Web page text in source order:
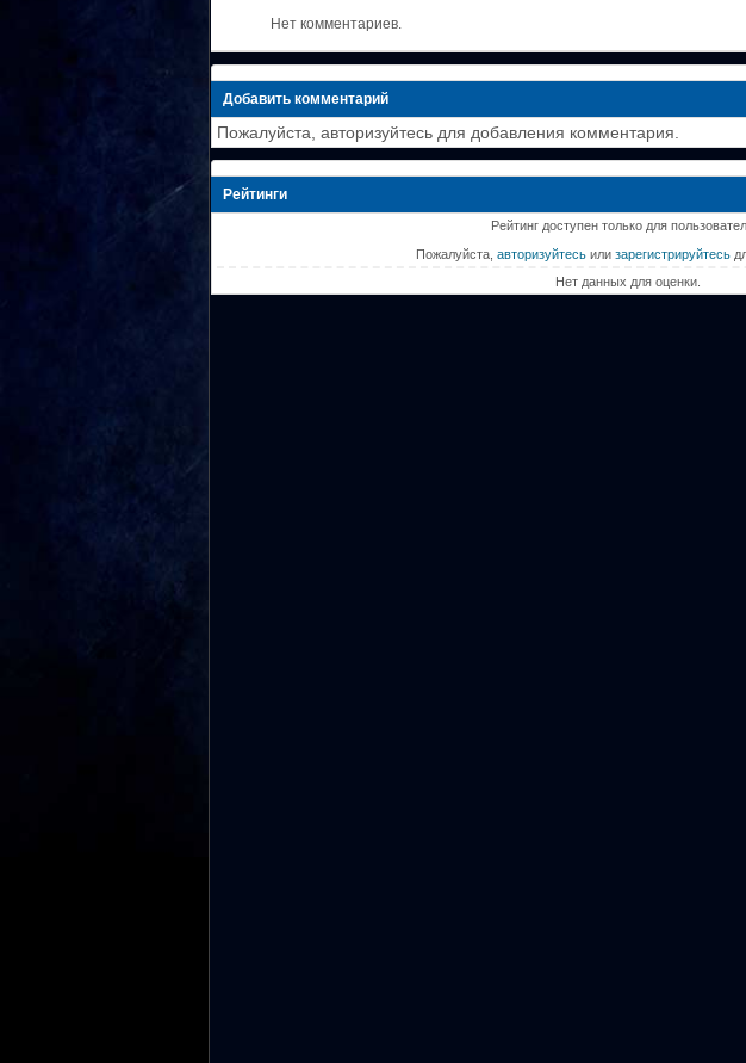
Нет комментариев.
Добавить комментарий
Пожалуйста, авторизуйтесь для добавления комментария.
Рейтинги
Рейтинг доступен только для
Пожалуйста, авторизуйтесь или зарегистрируйтесь
Нет данных для оценки.